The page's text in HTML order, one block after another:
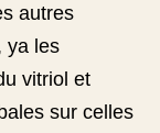
autres
ya les
vitriol et
sur celles